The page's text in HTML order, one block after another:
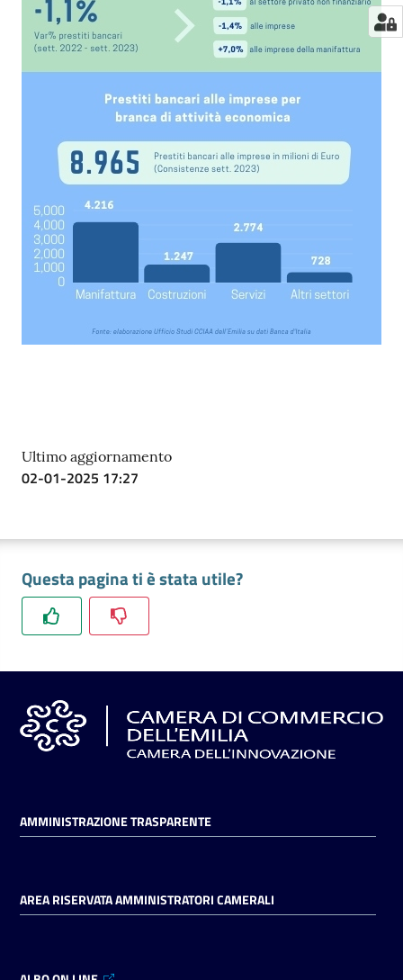
Ultimo aggiornamento
02-01-2025 17:27
Questa pagina ti è stata utile?
AMMINISTRAZIONE TRASPARENTE
AREA RISERVATA AMMINISTRATORI CAMERALI